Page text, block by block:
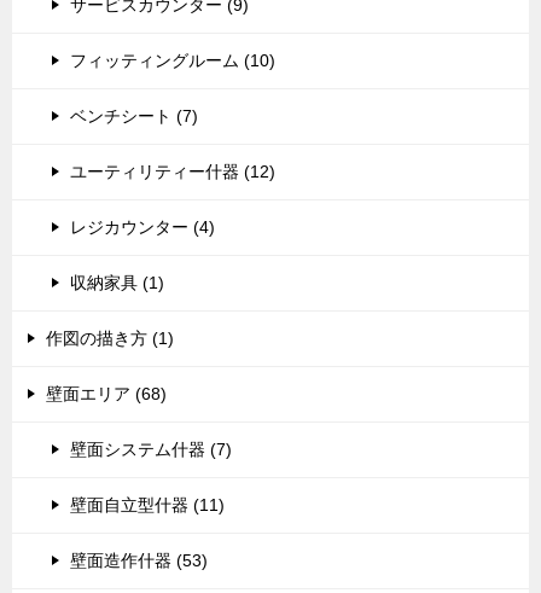
サービスカウンター (9)
フィッティングルーム (10)
ベンチシート (7)
ユーティリティー什器 (12)
レジカウンター (4)
収納家具 (1)
作図の描き方 (1)
壁面エリア (68)
壁面システム什器 (7)
壁面自立型什器 (11)
壁面造作什器 (53)